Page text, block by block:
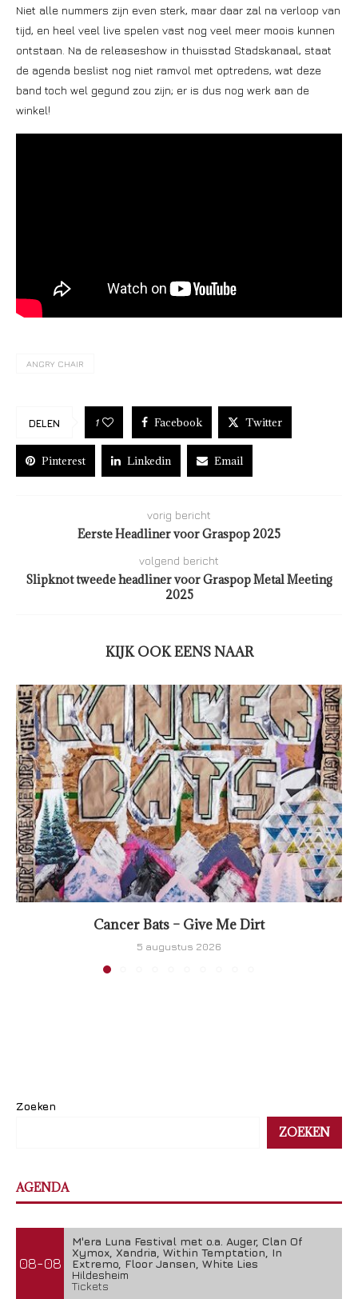
Niet alle nummers zijn even sterk, maar daar zal na verloop van
tijd, en heel veel live spelen vast nog veel meer moois kunnen
ontstaan. Na de releaseshow in thuisstad Stadskanaal, staat
de agenda beslist nog niet ramvol met optredens, wat deze
band toch wel gegund zou zijn; er is dus nog werk aan de
winkel!
ANGRY CHAIR
DELEN 1 Facebook Twitter
Pinterest Linkedin Email
vorig bericht
Eerste Headliner voor Graspop 2025
volgend bericht
Slipknot tweede headliner voor Graspop Metal Meeting
2025
KIJK OOK EENS NAAR
Cancer Bats – Give Me Dirt
5 augustus 2026
Zoeken
ZOEKEN
AGENDA
08-08
M'era Luna Festival met o.a. Auger, Clan Of
Xymox, Xandria, Within Temptation, In
Extremo, Floor Jansen, White Lies
Hildesheim
Tickets